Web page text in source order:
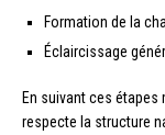
Formation de la
Éclaircissage
En suivant ces
respecte la structure